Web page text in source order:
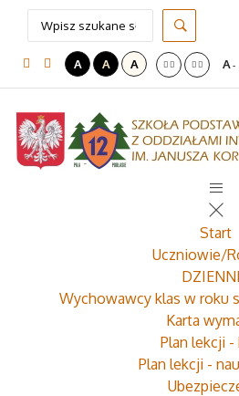
A A A A-
Start
Uczniowie/
Wychowawcy klas w roku
Karta
Plan lekcji -
Plan lekcji -